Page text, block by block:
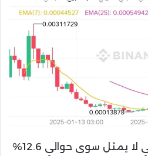
ما يعني أن السعر الحالي لا يمثل سوى حوالي 12.6%